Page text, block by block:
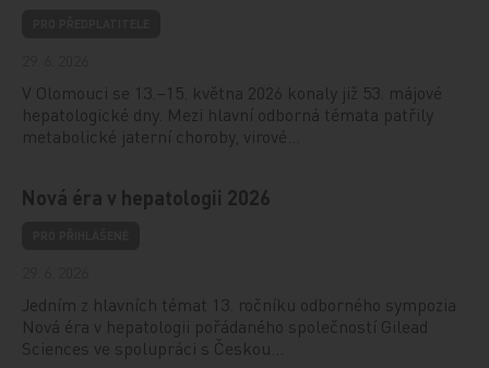
V Olomouci se 13.–15. května 2026 konaly již 53. májové
hepatologické dny. Mezi hlavní odborná témata patřily
metabolické jaterní choroby, virové…
Nová éra v hepatologii 2026
Jedním z hlavních témat 13. ročníku odborného sympozia
Nová éra v hepatologii pořádaného společností Gilead
Sciences ve spolupráci s Českou…